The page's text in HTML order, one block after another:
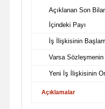
Açıklanan Son
İçindeki Payı
İş İlişkisinin
Varsa Sözleşmenin
Yeni İş İlişkisinin
Açıklamalar